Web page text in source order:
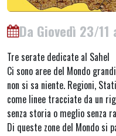
Da Giovedì 23/
Tre serate dedicate al Sahel
Ci sono aree del Mondo
non si sa niente. Regioni,
come linee tracciate da un
senza storia o meglio senza
Di queste zone del Mondo si